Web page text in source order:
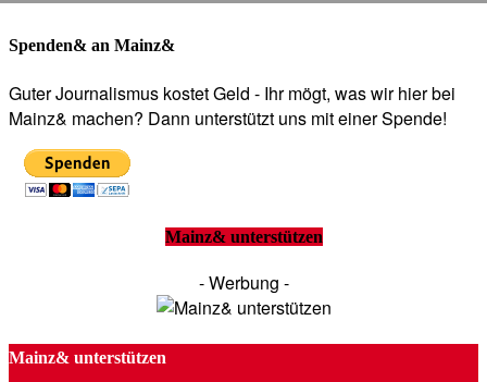
Spenden& an Mainz&
Guter Journalismus kostet Geld - Ihr mögt, was wir hier bei
Mainz& machen? Dann unterstützt uns mit einer Spende!
Mainz& unterstützen
- Werbung -
Mainz& unterstützen